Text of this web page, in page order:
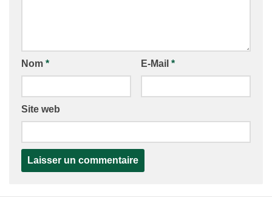
Nom * E-Mail *
Site web